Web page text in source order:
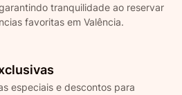
tranquilidade ao reservar
favoritas em Valência.
especiais e descontos para